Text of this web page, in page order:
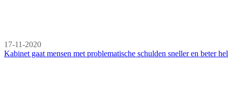
17-11-2020
Kabinet gaat mensen met problematische schulden sneller en beter